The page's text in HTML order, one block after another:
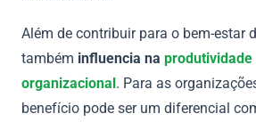
Além de contribuir para o bem-estar
também influencia na produtividade
organizacional. Para as
benefício pode ser um diferencial